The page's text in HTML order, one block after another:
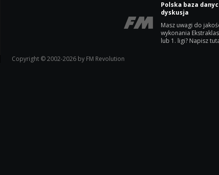
Polska baza
dyskusja
Masz uwagi do
wykonania
lub 1. ligi? Napisz
Copyright © 2002-2026 by FM Revolution